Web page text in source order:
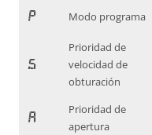
, Modo programa
-
Prioridad de
velocidad de
obturación
.
Prioridad de
apertura